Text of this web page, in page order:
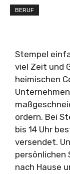
BERUF
Stempel
viel Zeit und
heimischen
ordern. Bei
bis 14 Uhr
versendet.
persönlichen
nach Hause